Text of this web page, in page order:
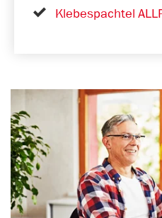
Klebespachtel